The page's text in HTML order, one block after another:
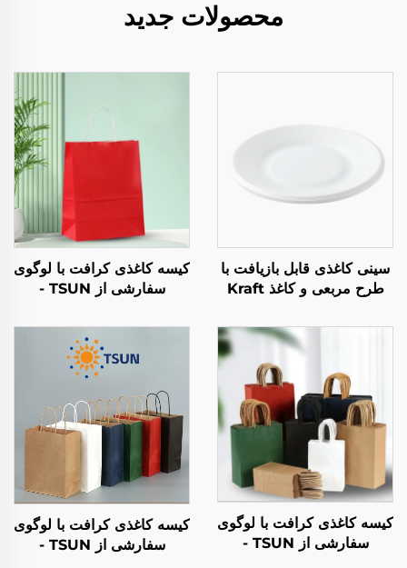
محصولات جدید
سینی کاغذی قابل بازیافت با
طرح مربعی و کاغذ Kraft
سوسی، سندویچ، نان،
شکلات، شکریات و غذاهای
حیوانیت.
کیسه کاغذی کرافت با لوگوی
سفارشی از TSUN -
حمل در فصل نو سال و
کریسمس
کیسه کاغذی کرافت با لوگوی
سفارشی از TSUN -
کیسه کاغذی کرافت با لوگوی
سفارشی از TSUN -